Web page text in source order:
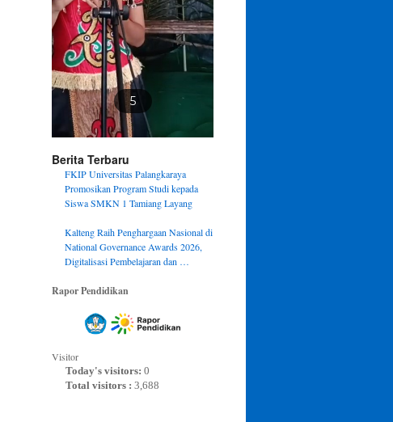
5
Berita Terbaru
FKIP Universitas Palangkaraya
Promosikan Program Studi kepada
Siswa SMKN 1 Tamiang Layang
Kalteng Raih Penghargaan Nasional di
National Governance Awards 2026,
Digitalisasi Pembelajaran dan …
Rapor Pendidikan
Visitor
Today's visitors: 0
Total visitors : 3,688